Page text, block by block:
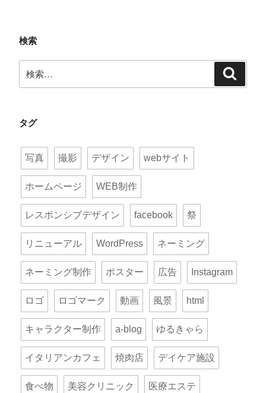
検索
索:
タグ
写真 撮影 デザイン webサイト
ホームページ WEB制作
レスポンシブデザイン facebook 祭
リニューアル WordPress ネーミング
ネーミング制作 ポスター 広告 Instagram
ロゴ ロゴマーク 動画 風景 html
キャラクター制作 a-blog ゆるきゃら
イタリアンカフェ 焼肉店 デイケア施設
食べ物 美容クリニック 医療エステ